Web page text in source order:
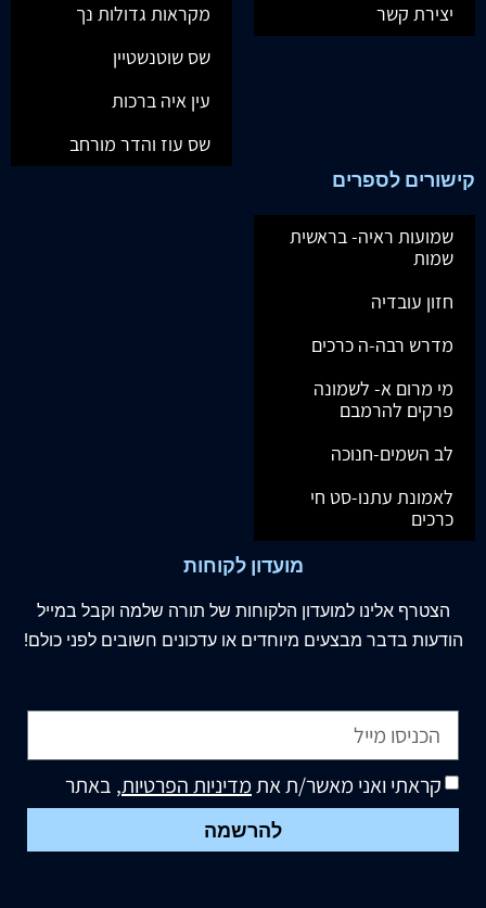
יצירת קשר
מקראות גדולות נך
שס שוטנשטיין
עין איה ברכות
שס עוז והדר מורחב
קישורים לספרים
שמועות ראיה- בראשית
שמות
חזון עובדיה
מדרש רבה-ה כרכים
מי מרום א- לשמונה
פרקים להרמבם
לב השמים-חנוכה
לאמונת עתנו-סט חי
כרכים
מועדון לקוחות
הצטרף אלינו למועדון הלקוחות של תורה שלמה וקבל במייל
הודעות בדבר מבצעים מיוחדים או עדכונים חשובים לפני כולם!
קראתי ואני מאשר/ת אתמדיניות הפרטיות, באתר
להרשמה